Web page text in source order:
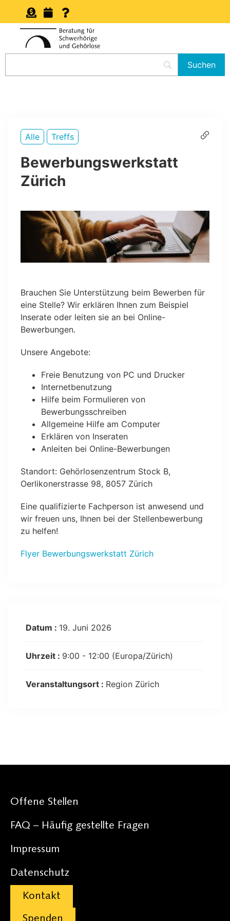
Alle Treffs
Bewerbungswerkstatt
Zürich
Brauchen Sie Unterstützung beim Bewerben für
eine Stelle? Wir erklären Ihnen zum Beispiel
Inserate oder leiten sie an bei Online-
Bewerbungen.
Unsere Angebote:
Freie Benutzung von PC und Drucker
Internetbenutzung
Hilfe beim Formulieren von
Bewerbungsschreiben
Allgemeine Hilfe am Computer
Erklären von Inseraten
Anleiten bei Online-Bewerbungen
Standort: Gehörlosenzentrum Stock B,
Oerlikonerstrasse 98, 8057 Zürich
Eine qualifizierte Fachperson ist anwesend und
wir freuen uns, Ihnen bei der Stellenbewerbung
zu helfen!
Flyer Bewerbungswerkstatt Zürich
Datum : 19. Juni 2026
Uhrzeit : 9:00 - 12:00 (Europa/Zürich)
Veranstaltungsort : Region Zürich
Offene Stellen
FAQ – Häufig gestellte Fragen
Impressum
Datenschutz
Kontakt
Spenden